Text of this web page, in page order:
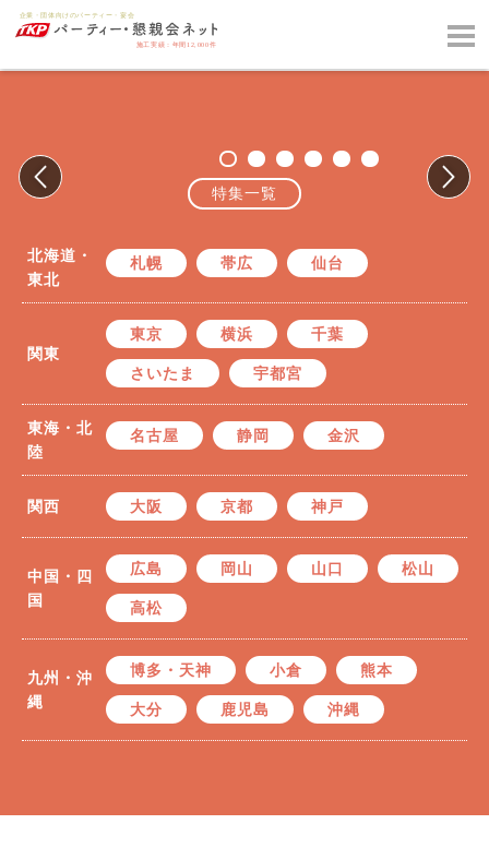
特集一覧
北海道・
東北
札幌 帯広 仙台
関東
東京 横浜 千葉
さいたま 宇都宮
東海・北
陸
名古屋 静岡 金沢
関西 大阪 京都 神戸
中国・四
国
広島 岡山 山口 松山
高松
九州・沖
縄
博多・天神 小倉 熊本
大分 鹿児島 沖縄